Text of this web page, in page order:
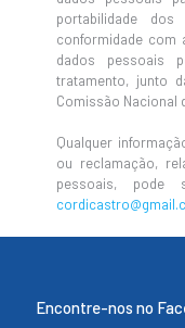
portabilidade
conformidade com
dados pessoais
tratamento, junto
Comissão Nacional
Qualquer
ou reclamação,
pessoais, pode
Encontre-nos no